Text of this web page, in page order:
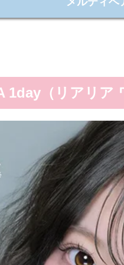
1day（リアリア